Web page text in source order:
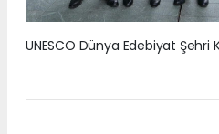
UNESCO Dünya Edebiyat